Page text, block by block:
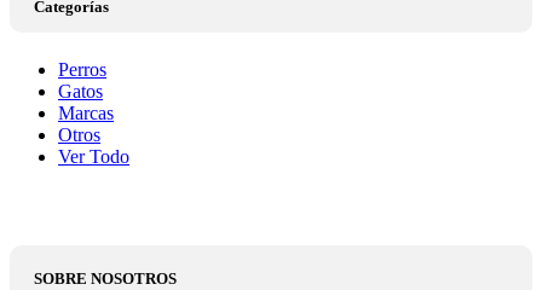
Categorías
Perros
Gatos
Marcas
Otros
Ver Todo
SOBRE NOSOTROS